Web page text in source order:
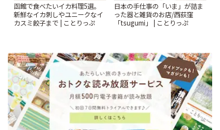
函館で食べたいイカ料理5選。
新鮮なイカ刺しやユニークなイ
カスミ餃子まで | ことりっぷ
日本の手仕事の「いま」が詰ま
った器と雑貨のお店/西荻窪
「tsugumi」 | ことりっぷ